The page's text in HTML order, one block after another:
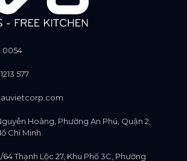
0054
577
Hoàng, Phường An Phú, Quận 2,
Chí Minh
64 Thạnh Lộc 27, Khu Phố 3C, Phường